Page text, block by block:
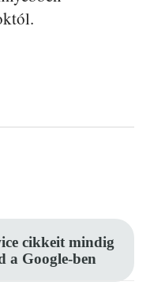
cikkeit mindig
a Google-ben